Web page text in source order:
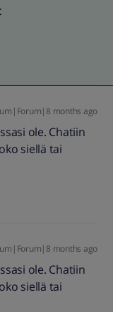
months ago
ole. Chatiin
siellä tai
months ago
ole. Chatiin
siellä tai